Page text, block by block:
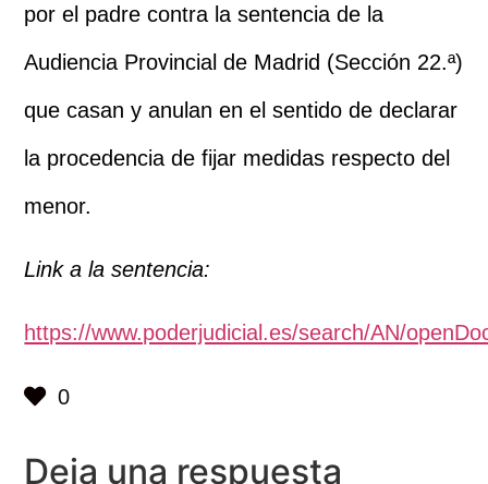
por el padre contra la sentencia de la
Audiencia Provincial de Madrid (Sección 22.ª)
que casan y anulan en el sentido de declarar
la procedencia de fijar medidas respecto del
menor.
Link a la sentencia:
https://www.poderjudicial.es/search/AN/
0
Deja una respuesta